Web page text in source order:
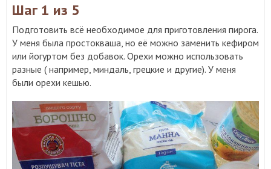
Шаг 1 из 5
Подготовить всё необходимое для приготовления пирога.
У меня была простокваша, но её можно заменить кефиром
или йогуртом без добавок. Орехи можно использовать
разные ( например, миндаль, грецкие и другие). У меня
были орехи кешью.